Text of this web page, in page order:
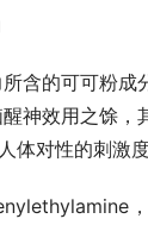
的可可粉成
神效用之馀，
体对性的刺激度
，